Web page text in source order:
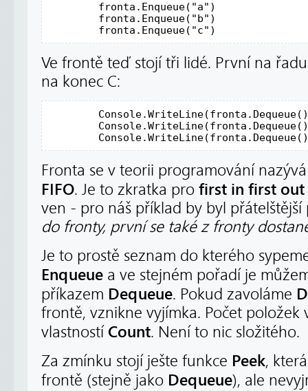
        fronta.Enqueue("a")
        fronta.Enqueue("b")
        fronta.Enqueue("c")
Ve frontě teď stojí tři lidé. První na
na konec C:
Fronta se v teorii programování
FIFO. Je to zkratka pro first in first out
ven - pro náš příklad by byl
do fronty, první se také z fronty
Je to prostě seznam do kterého
Enqueue a ve stejném pořadí je
příkazem Dequeue. Pokud zavoláme
frontě, vznikne vyjímka. Počet
vlastností Count. Není to nic složitého.
Za zmínku stojí ješte funkce Peek,
frontě (stejně jako Dequeue), ale